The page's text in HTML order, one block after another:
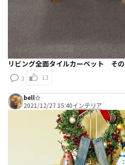
リビング全面タイルカーペット そ
3 13
bell☆
2021/12/27 15:40インテリア